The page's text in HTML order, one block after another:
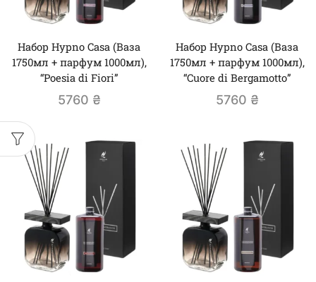
Набор Hypno Casa (Ваза
1750мл + парфум 1000мл),
“Poesia di Fiori”
5760 ₴
Набор Hypno Casa (Ваза
1750мл + парфум 1000мл),
“Cuore di Bergamotto”
5760 ₴